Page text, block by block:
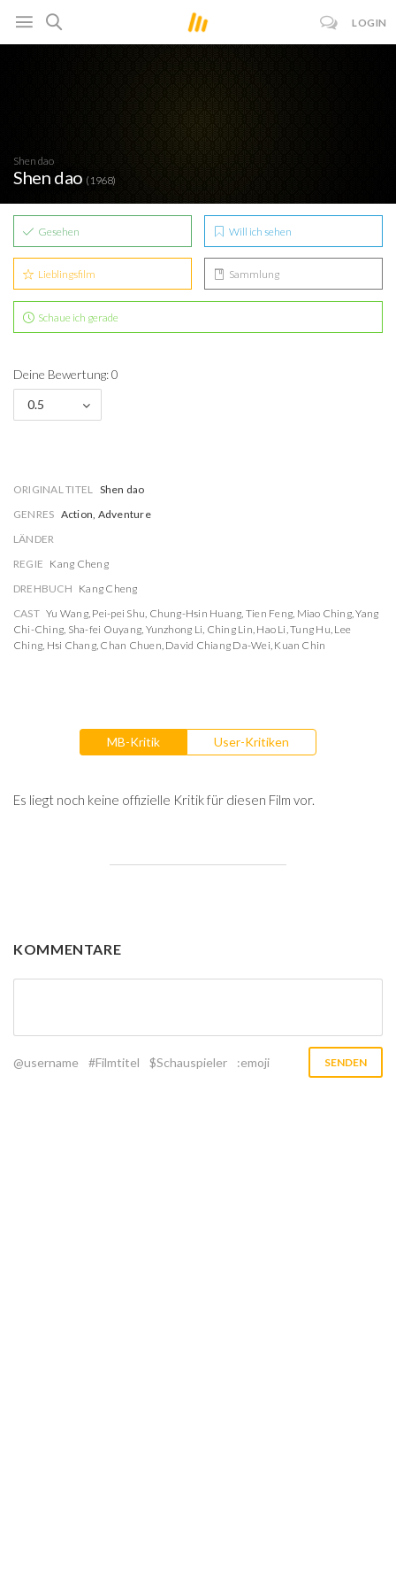
LOGIN
Shen dao
Shen dao (1968)
Gesehen Will ich sehen
Lieblingsfilm Sammlung
Schaue ich gerade
Deine Bewertung: 0
0.5
ORIGINAL TITEL Shen dao
GENRES Action, Adventure
LÄNDER
REGIE Kang Cheng
DREHBUCH Kang Cheng
CAST Yu Wang, Pei-pei Shu, Chung-Hsin Huang, Tien Feng, Miao Ching,Yang
Chi-Ching, Sha-fei Ouyang, Yunzhong Li, Ching Lin, Hao Li,Tung Hu, Lee
Ching, Hsi Chang, Chan Chuen, David Chiang Da-Wei, Kuan Chin
MB-Kritik User-Kritiken
Es liegt noch keine offizielle Kritik für diesen Film vor.
KOMMENTARE
@username #Filmtitel $Schauspieler :emoji